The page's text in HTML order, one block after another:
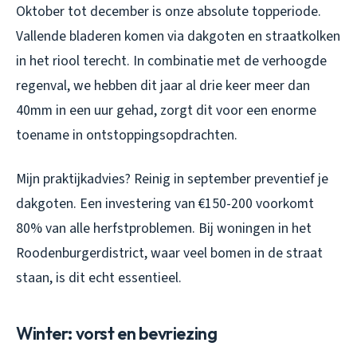
Oktober tot december is onze absolute topperiode.
Vallende bladeren komen via dakgoten en straatkolken
in het riool terecht. In combinatie met de verhoogde
regenval, we hebben dit jaar al drie keer meer dan
40mm in een uur gehad, zorgt dit voor een enorme
toename in ontstoppingsopdrachten.
Mijn praktijkadvies? Reinig in september preventief je
dakgoten. Een investering van €150-200 voorkomt
80% van alle herfstproblemen. Bij woningen in het
Roodenburgerdistrict, waar veel bomen in de straat
staan, is dit echt essentieel.
Winter: vorst en bevriezing